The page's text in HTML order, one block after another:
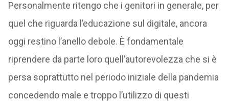
Personalmente ritengo che i genitori in generale, per
quel che riguarda l’educazione sul digitale, ancora
oggi restino l’anello debole. È fondamentale
riprendere da parte loro quell’autorevolezza che si è
persa soprattutto nel periodo iniziale della pandemia
concedendo male e troppo l’utilizzo di questi